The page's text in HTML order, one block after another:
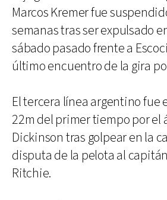
Marcos Kremer fue
semanas tras ser expulsado
sábado pasado frente a
último encuentro de la gira
El tercera línea argentino fue
22m del primer tiempo por el
Dickinson tras golpear en la
disputa de la pelota al
Ritchie.